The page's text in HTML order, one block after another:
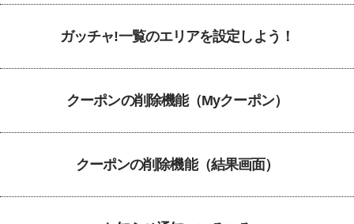
ガッチャ!一覧のエリアを設定しよう！
クーポンの削除機能（Myクーポン）
クーポンの削除機能（結果画面）